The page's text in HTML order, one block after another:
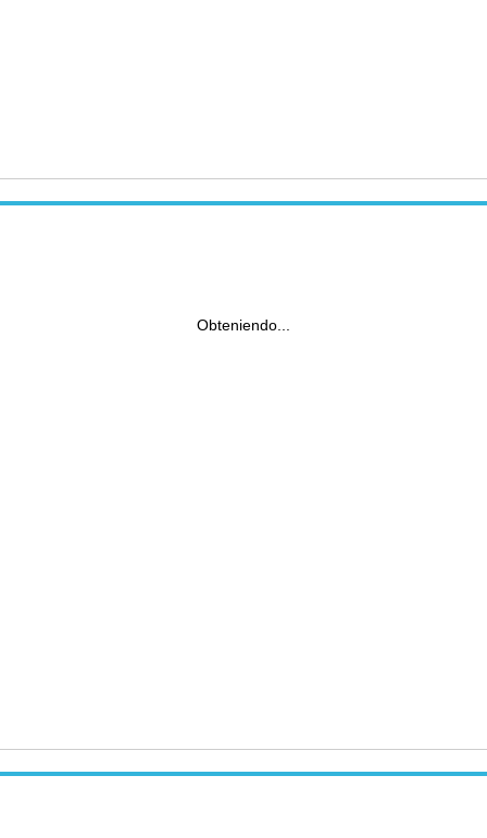
Obteniendo...